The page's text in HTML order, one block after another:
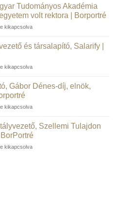
Tudományos Akadémia
volt rektora | Borportré
kikapcsolva
és társalapító, Salarify |
kikapcsolva
Gábor Dénes-díj, elnök,
kikapcsolva
Szellemi Tulajdon
kikapcsolva